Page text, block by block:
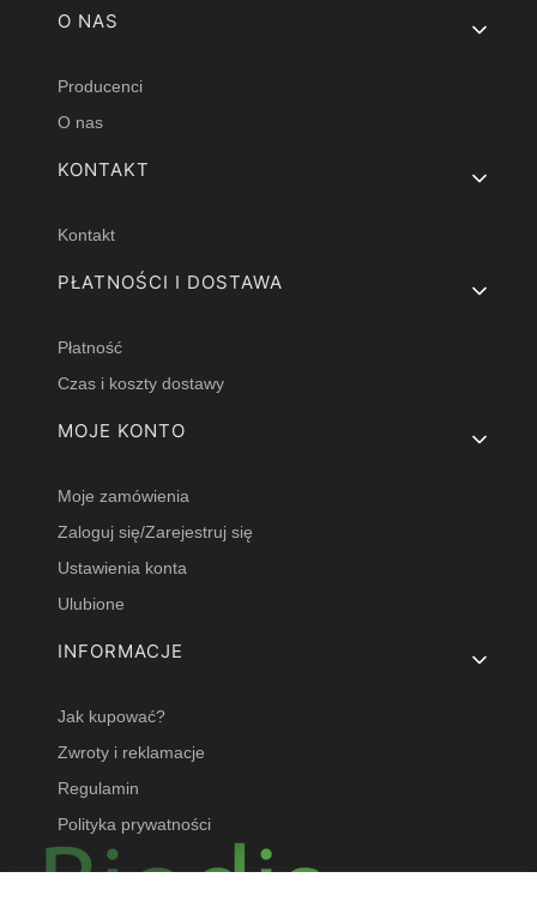
Linki w stopce
O NAS
Producenci
O nas
KONTAKT
Kontakt
PŁATNOŚCI I DOSTAWA
Płatność
Czas i koszty dostawy
MOJE KONTO
Moje zamówienia
Zaloguj się/Zarejestruj się
Ustawienia konta
Ulubione
INFORMACJE
Jak kupować?
Zwroty i reklamacje
Regulamin
Polityka prywatności